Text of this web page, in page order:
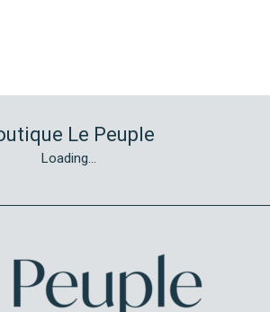
Le Peuple
Loading...